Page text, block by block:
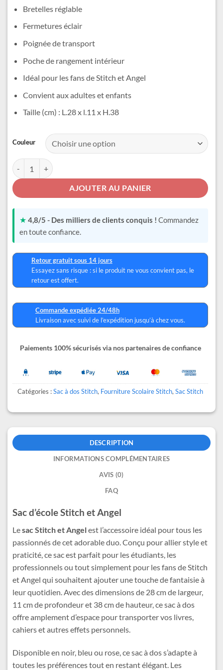
29,99 €.
Bretelles réglable
Fermetures éclair
Poignée de transport
Poche de rangement intérieur
Idéal pour les fans de Stitch et Angel
Convient aux adultes et enfants
Taille (cm) : L.28 x l.11 x H.38
Couleur
quantité de Sac Stitch et Angel
AJOUTER AU PANIER
Alternative:
★ 4,8/5 - Des milliers de clients conquis ! Commandez
en toute confiance.
Retour gratuit sous 14 jours
Essayez sans risque : si le produit ne vous convient pas, le
retour est offert.
Commande expédiée 24/48h
Livraison avec suivi de l’expédition jusqu’à chez vous.
Paiements 100% sécurisés via nos partenaires de confiance
Catégories :Sac à dos Stitch, Fourniture Scolaire Stitch, Sac Stitch
DESCRIPTION
INFORMATIONS COMPLÉMENTAIRES
AVIS (0)
FAQ
Sac d’école Stitch et Angel
Lesac Stitch et Angelest l’accessoire idéal pour tous les
passionnés de cet adorable duo. Conçu pour allier style et
praticité, ce sac est parfait pour les étudiants, les
professionnels ou tout simplement pour les fans de Stitch
et Angel qui souhaitent ajouter une touche de fantaisie à
leur quotidien. Avec des dimensions de 28 cm de largeur,
11 cm de profondeur et 38 cm de hauteur, ce sac à dos
offre amplement d’espace pour transporter vos livres,
cahiers et autres effets personnels.
Disponible en noir, bleu ou rose, ce sac à dos s’adapte à
toutes les préférences tout en restant élégant. Les